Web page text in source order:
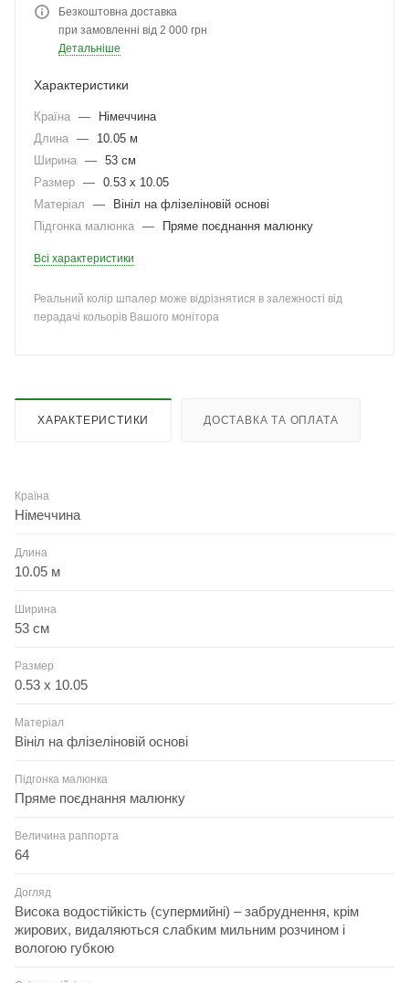
Безкоштовна доставка
при замовленні від 2 000 грн
Детальніше
Характеристики
Країна —
Німеччина
Длина —
10.05 м
Ширина — 53 см
Размер — 0.53 x 10.05
Матеріал
—
Вініл на флізеліновій основі
Підгонка малюнка — Пряме поєднання малюнку
Всі характеристики
Реальний колір шпалер може відрізнятися в залежності від
перадачі кольорів Вашого монітора
ХАРАКТЕРИСТИКИ ДОСТАВКА ТА ОПЛАТА
Країна
Німеччина
Длина
10.05 м
Ширина
53 см
Размер
0.53 x 10.05
Матеріал
Вініл на флізеліновій основі
Підгонка малюнка
Пряме поєднання малюнку
Величина раппорта
64
Догляд
Висока водостійкість (супермийні) – забруднення, крім
жирових, видаляються слабким мильним розчином і
вологою губкою